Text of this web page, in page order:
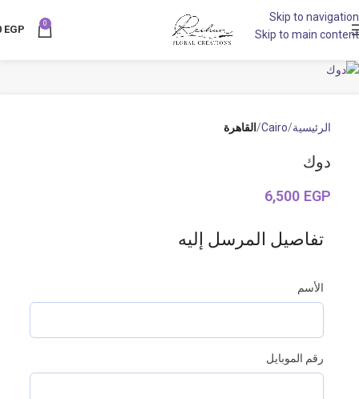
Skip to navigation
Skip to main content
0
EGP NEW
الرئيسية Cairo القاهرة
دوك
6,500 EGP
تفاصيل المرسل إليه
الأسم
رقم الموبايل